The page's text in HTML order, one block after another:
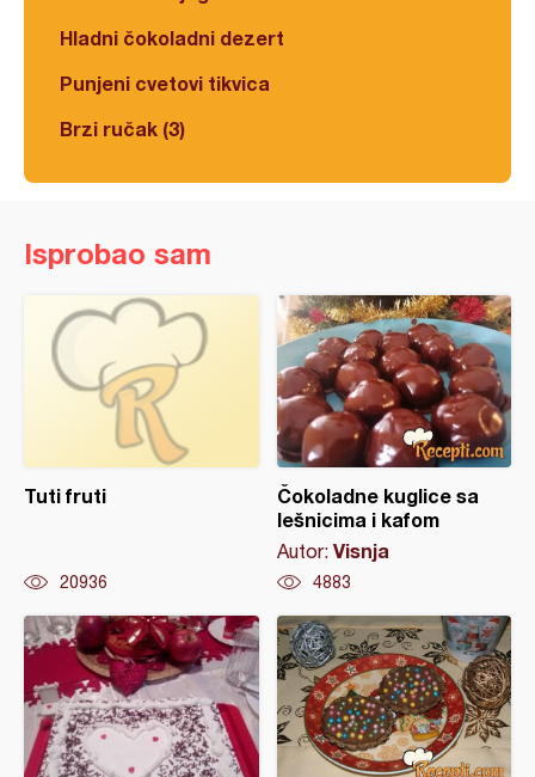
Hladni čokoladni dezert
Punjeni cvetovi tikvica
Brzi ručak (3)
Isprobao sam
Tuti fruti
20936
Čokoladne kuglice sa
lešnicima i kafom
Autor: Visnja
4883